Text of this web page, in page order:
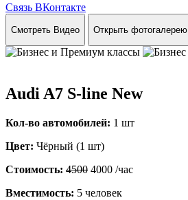
Связь ВКонтакте
Смотреть Видео Открыть фотогалерею
Audi A7 S-line New
Кол-во автомобилей: 1 шт
Цвет: Чёрный (1 шт)
Стоимость: 4500 4000 /час
Вместимость: 5 человек